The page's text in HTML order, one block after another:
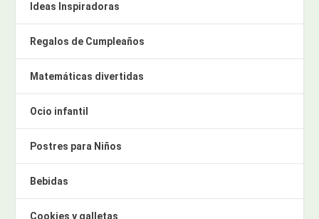
Ideas Inspiradoras
Regalos de Cumpleaños
Matemáticas divertidas
Ocio infantil
Postres para Niños
Bebidas
Cookies y galletas